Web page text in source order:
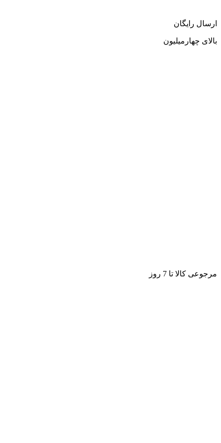
ارسال رایگان
بالای چهارمیلیون
مرجوعی کالا تا 7 روز